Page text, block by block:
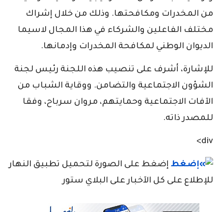
من المخدرات ومكافحتها. وذلك من خلال إشراك
مختلف الفاعلين والشركاء في هذا المجال لاسيما
الديوان الوطني لمكافحة المخدرات وإدمانها.
للإشارة، أشرف على تنصيب هذه اللجنة رئيس لجنة
الشؤون الاجتماعية والتضامن. ووقاية الشباب من
الآفات الاجتماعية وحمايتهم، مروان سرباح، وفقا
للمصدر ذاته.
div>
إضغط على الصورة لتحميل تطبيق النهار
للإطلاع على كل الآخبار على البلاي ستور